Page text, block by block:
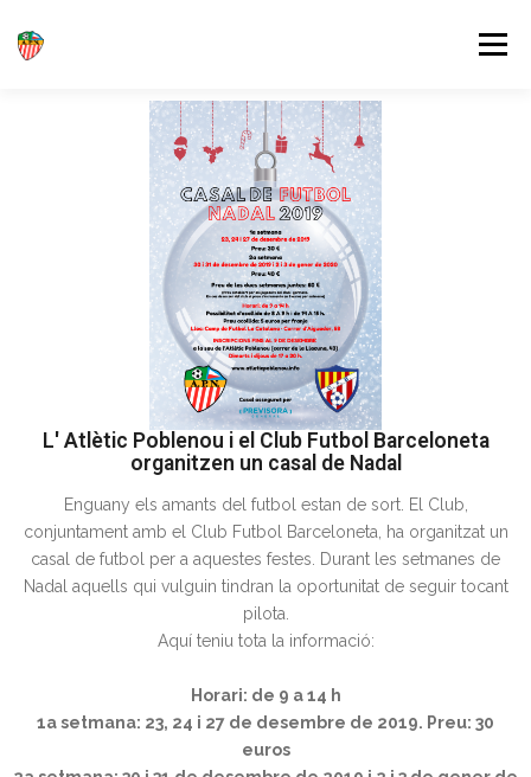
Menú
EL CLUB EQUIPS
JUGA AMB NOSALTRES ACTUALITAT
CONTACTE
L' Atlètic Poblenou i el Club Futbol Barceloneta
organitzen un casal de Nadal
Enguany els amants del futbol estan de sort. El Club,
conjuntament amb el Club Futbol Barceloneta, ha organitzat un
casal de futbol per a aquestes festes. Durant les setmanes de
Nadal aquells qui vulguin tindran la oportunitat de seguir tocant
pilota.
Aquí teniu tota la informació:
Horari: de 9 a 14 h
1a setmana: 23, 24 i 27 de desembre de 2019. Preu: 30
euros